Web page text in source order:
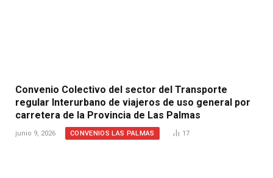
Convenio Colectivo del sector del Transporte
regular Interurbano de viajeros de uso general por
carretera de la Provincia de Las Palmas
junio 9, 2026 CONVENIOS LAS PALMAS 17